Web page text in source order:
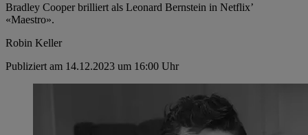
Bradley Cooper brilliert als Leonard Bernstein in Netflix’
«Maestro».
Robin Keller
Publiziert am 14.12.2023 um 16:00 Uhr